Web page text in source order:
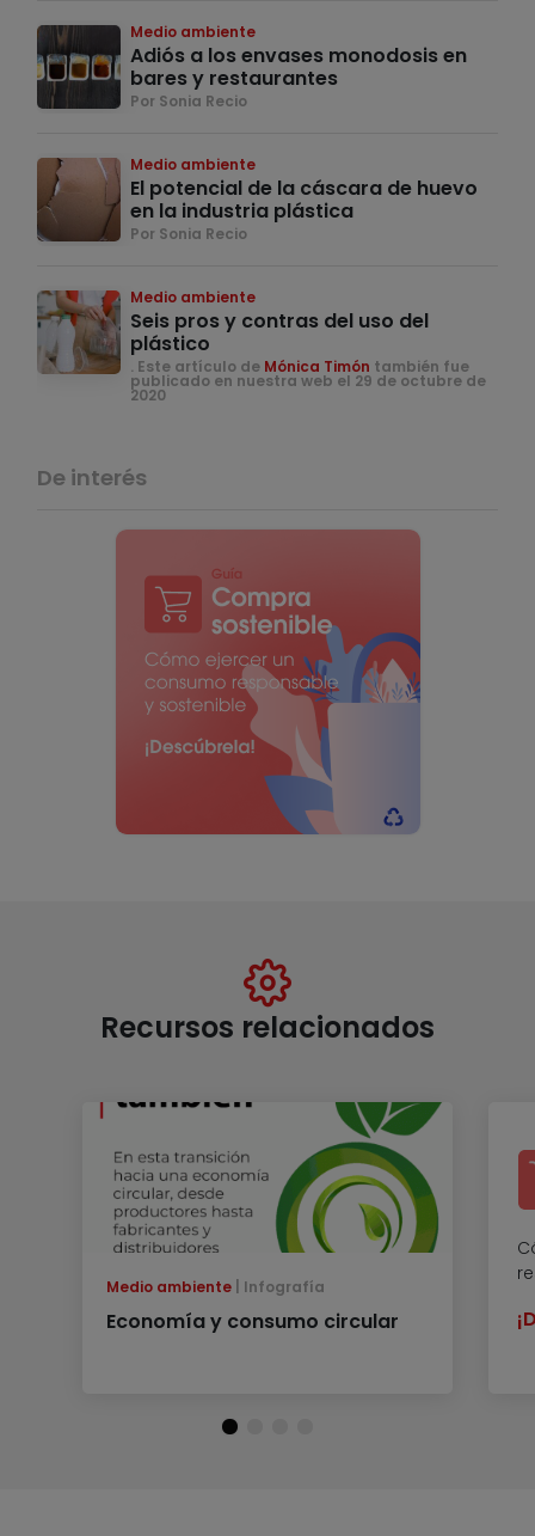
Medio ambiente
Adiós a los envases monodosis en
bares y restaurantes
Por Sonia Recio
Medio ambiente
El potencial de la cáscara de huevo
en la industria plástica
Por Sonia Recio
Medio ambiente
Seis pros y contras del uso del
plástico
. Este artículo de Mónica Timón también fue
publicado en nuestra web el 29 de octubre de
2020
De interés
Recursos relacionados
Medio ambiente Infografía
Economía y consumo circular